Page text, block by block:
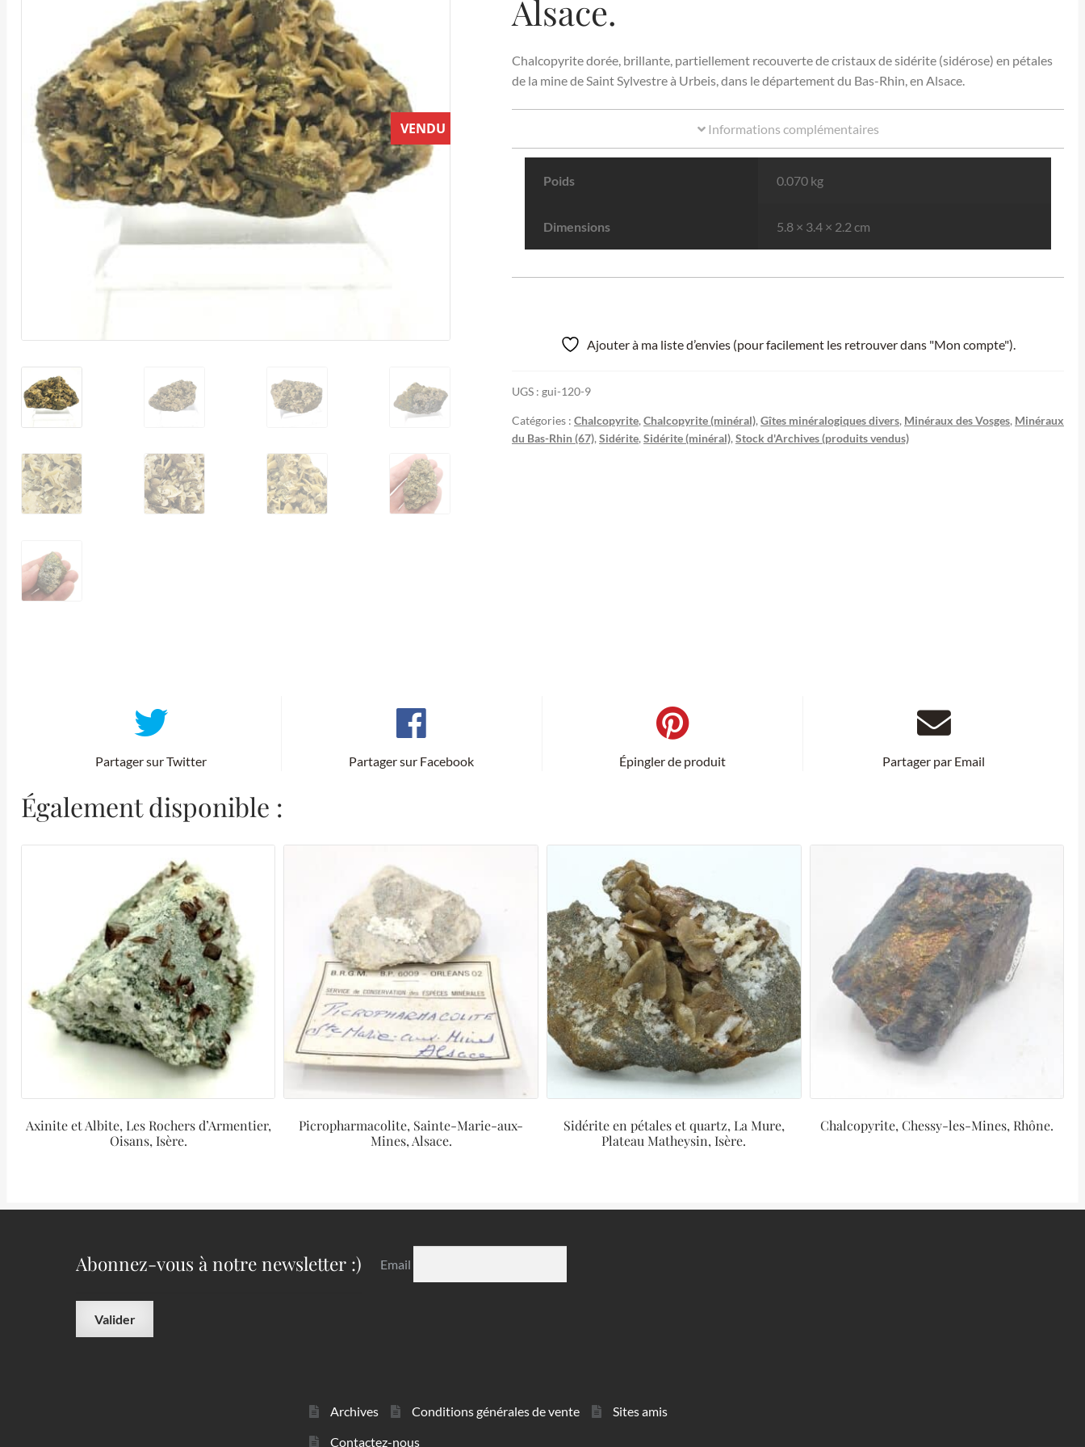
VENDU
Alsace.
Chalcopyrite dorée, brillante, partiellement recouverte de cristaux de sidérite (sidérose) en pétales
de la mine de Saint Sylvestre à Urbeis, dans le département du Bas-Rhin, en Alsace.
Informations complémentaires
Poids 0.070 kg
Dimensions 5.8 × 3.4 × 2.2 cm
Ajouter à ma liste d’envies (pour facilement les retrouver dans "Mon compte").
UGS : gui-120-9
Catégories : Chalcopyrite, Chalcopyrite (minéral), Gîtes minéralogiques divers, Minéraux des Vosges, Minéraux
du Bas-Rhin (67), Sidérite, Sidérite (minéral), Stock d'Archives (produits vendus)
Partager sur Twitter Partager sur Facebook Épingler de produit Partager par Email
Également disponible :
Axinite et Albite, Les Rochers d’Armentier,
Oisans, Isère.
Picropharmacolite, Sainte-Marie-aux-
Mines, Alsace.
Sidérite en pétales et quartz, La Mure,
Plateau Matheysin, Isère.
Chalcopyrite, Chessy-les-Mines, Rhône.
Abonnez-vous à notre newsletter :) Email
Archives Conditions générales de vente
Sites amis
Contactez-nous